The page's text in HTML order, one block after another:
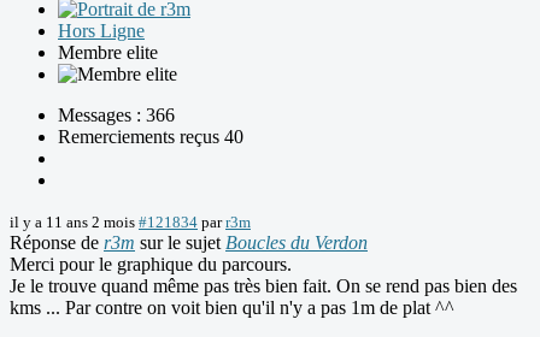
Hors Ligne
Membre elite
Messages : 366
Remerciements reçus 40
il y a 11 ans 2 mois #121834 parr3m
Réponse de r3m sur le sujet Boucles du Verdon
Merci pour le graphique du parcours.
Je le trouve quand même pas très bien fait. On se rend pas bien des
kms ... Par contre on voit bien qu'il n'y a pas 1m de plat ^^